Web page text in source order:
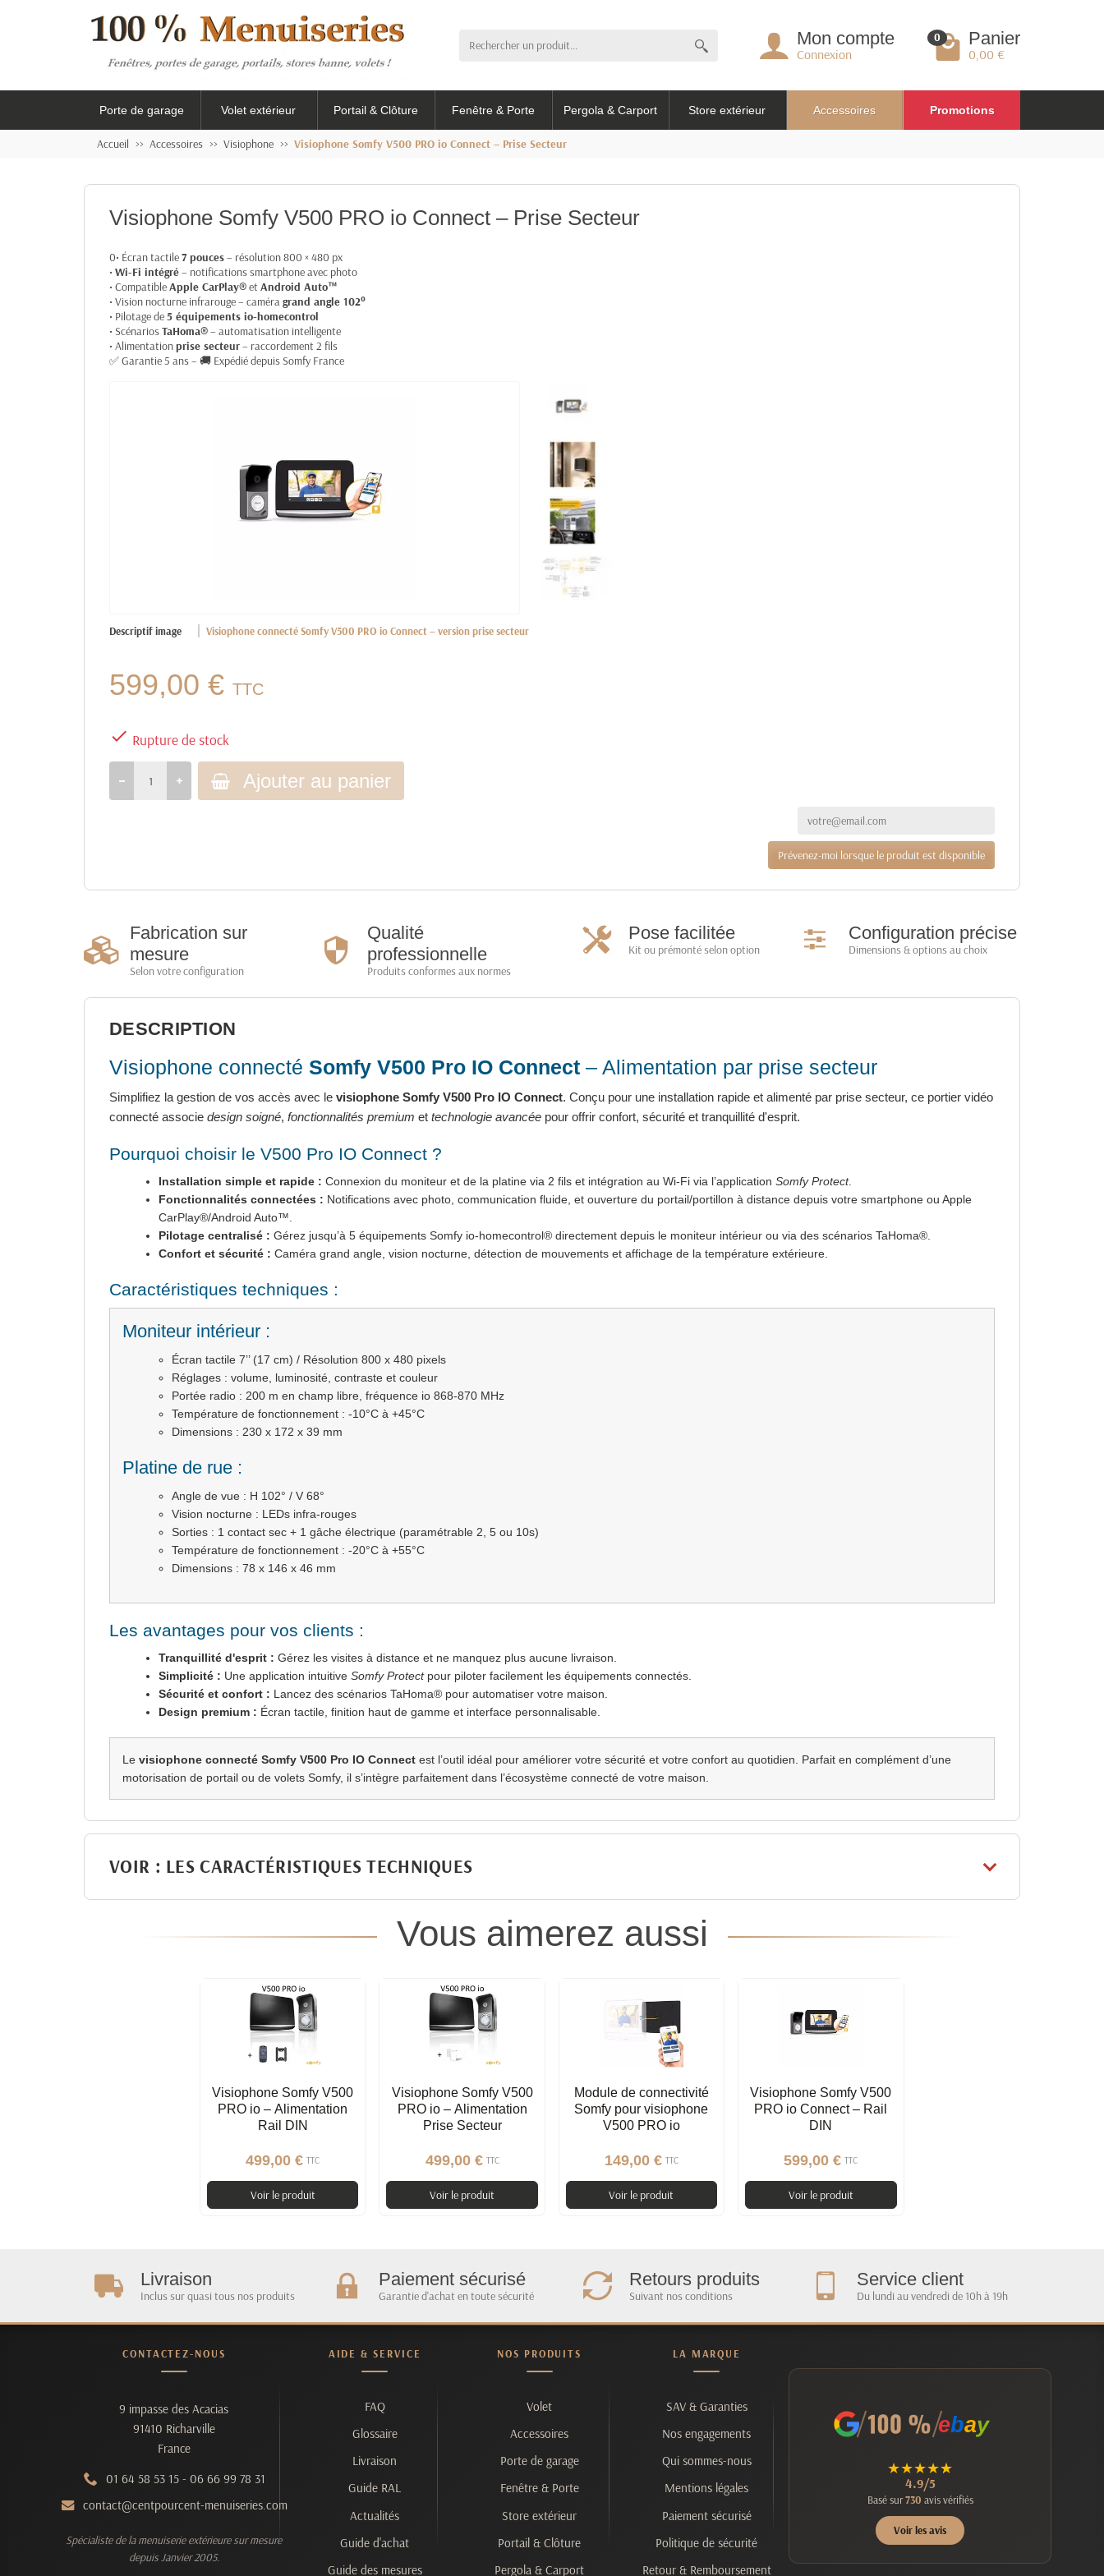
Mon compte
Connexion
0 Panier
0,00 €
Porte de garage Volet extérieur Portail & Clôture Fenêtre & Porte Pergola & Carport Store extérieur Accessoires Promotions
Accueil Accessoires Visiophone Visiophone Somfy V500 PRO io Connect – Prise Secteur
Visiophone Somfy V500 PRO io Connect – Prise Secteur
0• Écran tactile7 pouces– résolution 800 × 480 px
• Wi-Fi intégré– notifications smartphone avec photo
• CompatibleApple CarPlay®et Android Auto™
• Vision nocturne infrarouge – caméragrand angle 102°
• Pilotage de5 équipements io-homecontrol
• ScénariosTaHoma®– automatisation intelligente
• Alimentationprise secteur– raccordement 2 fils
✅ Garantie 5 ans – 🚚 Expédié depuis Somfy France
Descriptif image Visiophone connecté Somfy V500 PRO io Connect – version prise secteur
599,00 € TTC
 Rupture de stock
Ajouter au panier
Prévenez-moi lorsque le produit est disponible
Fabrication sur
mesure
Selon votre configuration
Qualité
professionnelle
Produits conformes aux normes
Pose facilitée
Kit ou prémonté selon option
Configuration précise
Dimensions & options au choix
DESCRIPTION
Visiophone connecté Somfy V500 Pro IO Connect – Alimentation par prise secteur
Simplifiez la gestion de vos accès avec le visiophone Somfy V500 Pro IO Connect. Conçu pour une installation rapide et alimenté par prise secteur, ce portier vidéo
connecté associe design soigné, fonctionnalités premium et technologie avancée pour offrir confort, sécurité et tranquillité d'esprit.
Pourquoi choisir le V500 Pro IO Connect ?
Installation simple et rapide : Connexion du moniteur et de la platine via 2 fils et intégration au Wi-Fi via l’application Somfy Protect.
Fonctionnalités connectées : Notifications avec photo, communication fluide, et ouverture du portail/portillon à distance depuis votre smartphone ou Apple
CarPlay®/Android Auto™.
Pilotage centralisé : Gérez jusqu’à 5 équipements Somfy io-homecontrol® directement depuis le moniteur intérieur ou via des scénarios TaHoma®.
Confort et sécurité : Caméra grand angle, vision nocturne, détection de mouvements et affichage de la température extérieure.
Caractéristiques techniques :
Moniteur intérieur :
Écran tactile 7’’ (17 cm) / Résolution 800 x 480 pixels
Réglages : volume, luminosité, contraste et couleur
Portée radio : 200 m en champ libre, fréquence io 868-870 MHz
Température de fonctionnement : -10°C à +45°C
Dimensions : 230 x 172 x 39 mm
Platine de rue :
Angle de vue : H 102° / V 68°
Vision nocturne : LEDs infra-rouges
Sorties : 1 contact sec + 1 gâche électrique (paramétrable 2, 5 ou 10s)
Température de fonctionnement : -20°C à +55°C
Dimensions : 78 x 146 x 46 mm
Les avantages pour vos clients :
Tranquillité d'esprit : Gérez les visites à distance et ne manquez plus aucune livraison.
Simplicité : Une application intuitive Somfy Protectpour piloter facilement les équipements connectés.
Sécurité et confort : Lancez des scénarios TaHoma® pour automatiser votre maison.
Design premium : Écran tactile, finition haut de gamme et interface personnalisable.
Le visiophone connecté Somfy V500 Pro IO Connect est l’outil idéal pour améliorer votre sécurité et votre confort au quotidien. Parfait en complément d’une
motorisation de portail ou de volets Somfy, il s’intègre parfaitement dans l’écosystème connecté de votre maison.
VOIR : LES CARACTÉRISTIQUES TECHNIQUES
Vous aimerez aussi
Visiophone Somfy V500
PRO io – Alimentation
Rail DIN
499,00 € TTC
Voir le produit
Visiophone Somfy V500
PRO io – Alimentation
Prise Secteur
499,00 € TTC
Voir le produit
Module de connectivité
Somfy pour visiophone
V500 PRO io
149,00 € TTC
Voir le produit
Visiophone Somfy V500
PRO io Connect – Rail
DIN
599,00 € TTC
Voir le produit
Livraison
Inclus sur quasi tous nos produits
Paiement sécurisé
Garantie d'achat en toute sécurité
Retours produits
Suivant nos conditions
Service client
Du lundi au vendredi de 10h à 19h
CONTACTEZ-NOUS
9 impasse des Acacias
91410 Richarville
France
01 64 58 53 15- 06 66 99 78 31
contact@centpourcent-menuiseries.com
Spécialiste de la menuiserie extérieure sur mesure
depuis Janvier 2005.
AIDE & SERVICE
FAQ
Glossaire
Livraison
Guide RAL
Actualités
Guide d'achat
Guide des mesures
NOS PRODUITS
Volet
Accessoires
Porte de garage
Fenêtre & Porte
Store extérieur
Portail & Clôture
Pergola & Carport
LA MARQUE
SAV & Garanties
Nos engagements
Qui sommes-nous
Mentions légales
Paiement sécurisé
Politique de sécurité
Retour & Remboursement
ebay
★★★★★
4.9/5
Basé sur730 avis vérifiés
Voir les avis